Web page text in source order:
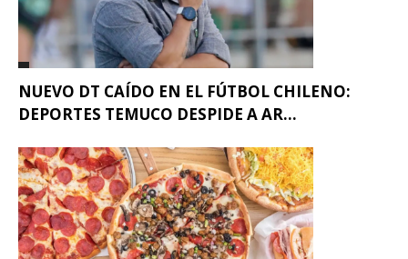
NUEVO DT CAÍDO EN EL FÚTBOL CHILENO:
DEPORTES TEMUCO DESPIDE A AR...